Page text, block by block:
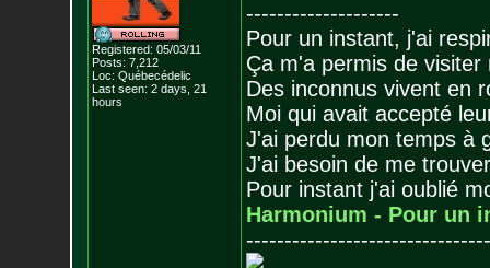
Registered: 05/03/11
Posts: 7,212
Loc: Québecédelic
Last seen: 2 days, 21
hours
--------------------
Pour un instant, j'ai
Ça m'a permis de visiter
Des inconnus vivent en
Moi qui avait accepté
J'ai perdu mon temps à
J'ai besoin de me
Pour instant j'ai oublié
Harmonium - Pour un
--------------------------------